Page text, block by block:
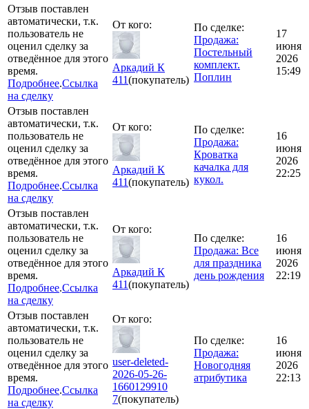
Отзыв поставлен
автоматически, т.к.
пользователь не
оценил сделку за
отведённое для этого
время.
Подробнее.Ссылка
на сделку
От кого:
Аркадий К
411(покупатель)
По сделке:
Продажа:
Постельный
комплект.
Поплин
17
июня
2026
15:49
Отзыв поставлен
автоматически, т.к.
пользователь не
оценил сделку за
отведённое для этого
время.
Подробнее.Ссылка
на сделку
От кого:
Аркадий К
411(покупатель)
По сделке:
Продажа:
Кроватка
качалка для
кукол.
16
июня
2026
22:25
Отзыв поставлен
автоматически, т.к.
пользователь не
оценил сделку за
отведённое для этого
время.
Подробнее.Ссылка
на сделку
От кого:
Аркадий К
411(покупатель)
По сделке:
Продажа: Все
для праздника
день рождения
16
июня
2026
22:19
Отзыв поставлен
автоматически, т.к.
пользователь не
оценил сделку за
отведённое для этого
время.
Подробнее.Ссылка
на сделку
От кого:
user-deleted-
2026-05-26-
1660129910
7(покупатель)
По сделке:
Продажа:
Новогодняя
атрибутика
16
июня
2026
22:13